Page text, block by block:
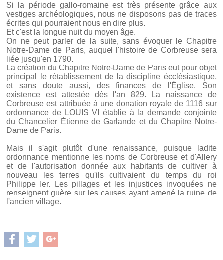
Si la période gallo-romaine est très présente grâce aux
vestiges archéologiques, nous ne disposons pas de traces
écrites qui pourraient nous en dire plus.
Et c'est la longue nuit du moyen âge.
On ne peut parler de la suite, sans évoquer le Chapitre
Notre-Dame de Paris, auquel l'histoire de Corbreuse sera
liée jusqu'en 1790.
La création du Chapitre Notre-Dame de Paris eut pour objet
principal le rétablissement de la discipline écclésiastique,
et sans doute aussi, des finances de l'Église. Son
existence est attestée dès l'an 829. La naissance de
Corbreuse est attribuée à une donation royale de 1116 sur
ordonnance de LOUIS VI établie à la demande conjointe
du Chancelier Étienne de Garlande et du Chapitre Notre-
Dame de Paris.
Mais il s'agit plutôt d'une renaissance, puisque ladite
ordonnance mentionne les noms de Corbreuse et d'Allery
et de l'autorisation donnée aux habitants de cultiver à
nouveau les terres qu'ils cultivaient du temps du roi
Philippe Ier. Les pillages et les injustices invoquées ne
renseignent guère sur les causes ayant amené la ruine de
l'ancien village.